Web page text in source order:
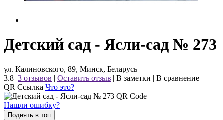
Детский сад - Ясли-сад № 273
ул. Калиновского, 89, Минск, Беларусь
3.8 3 отзывов | Оставить отзыв | В заметки | В сравнение
QR Ссылка Что это?
Нашли ошибку?
Поднять в топ